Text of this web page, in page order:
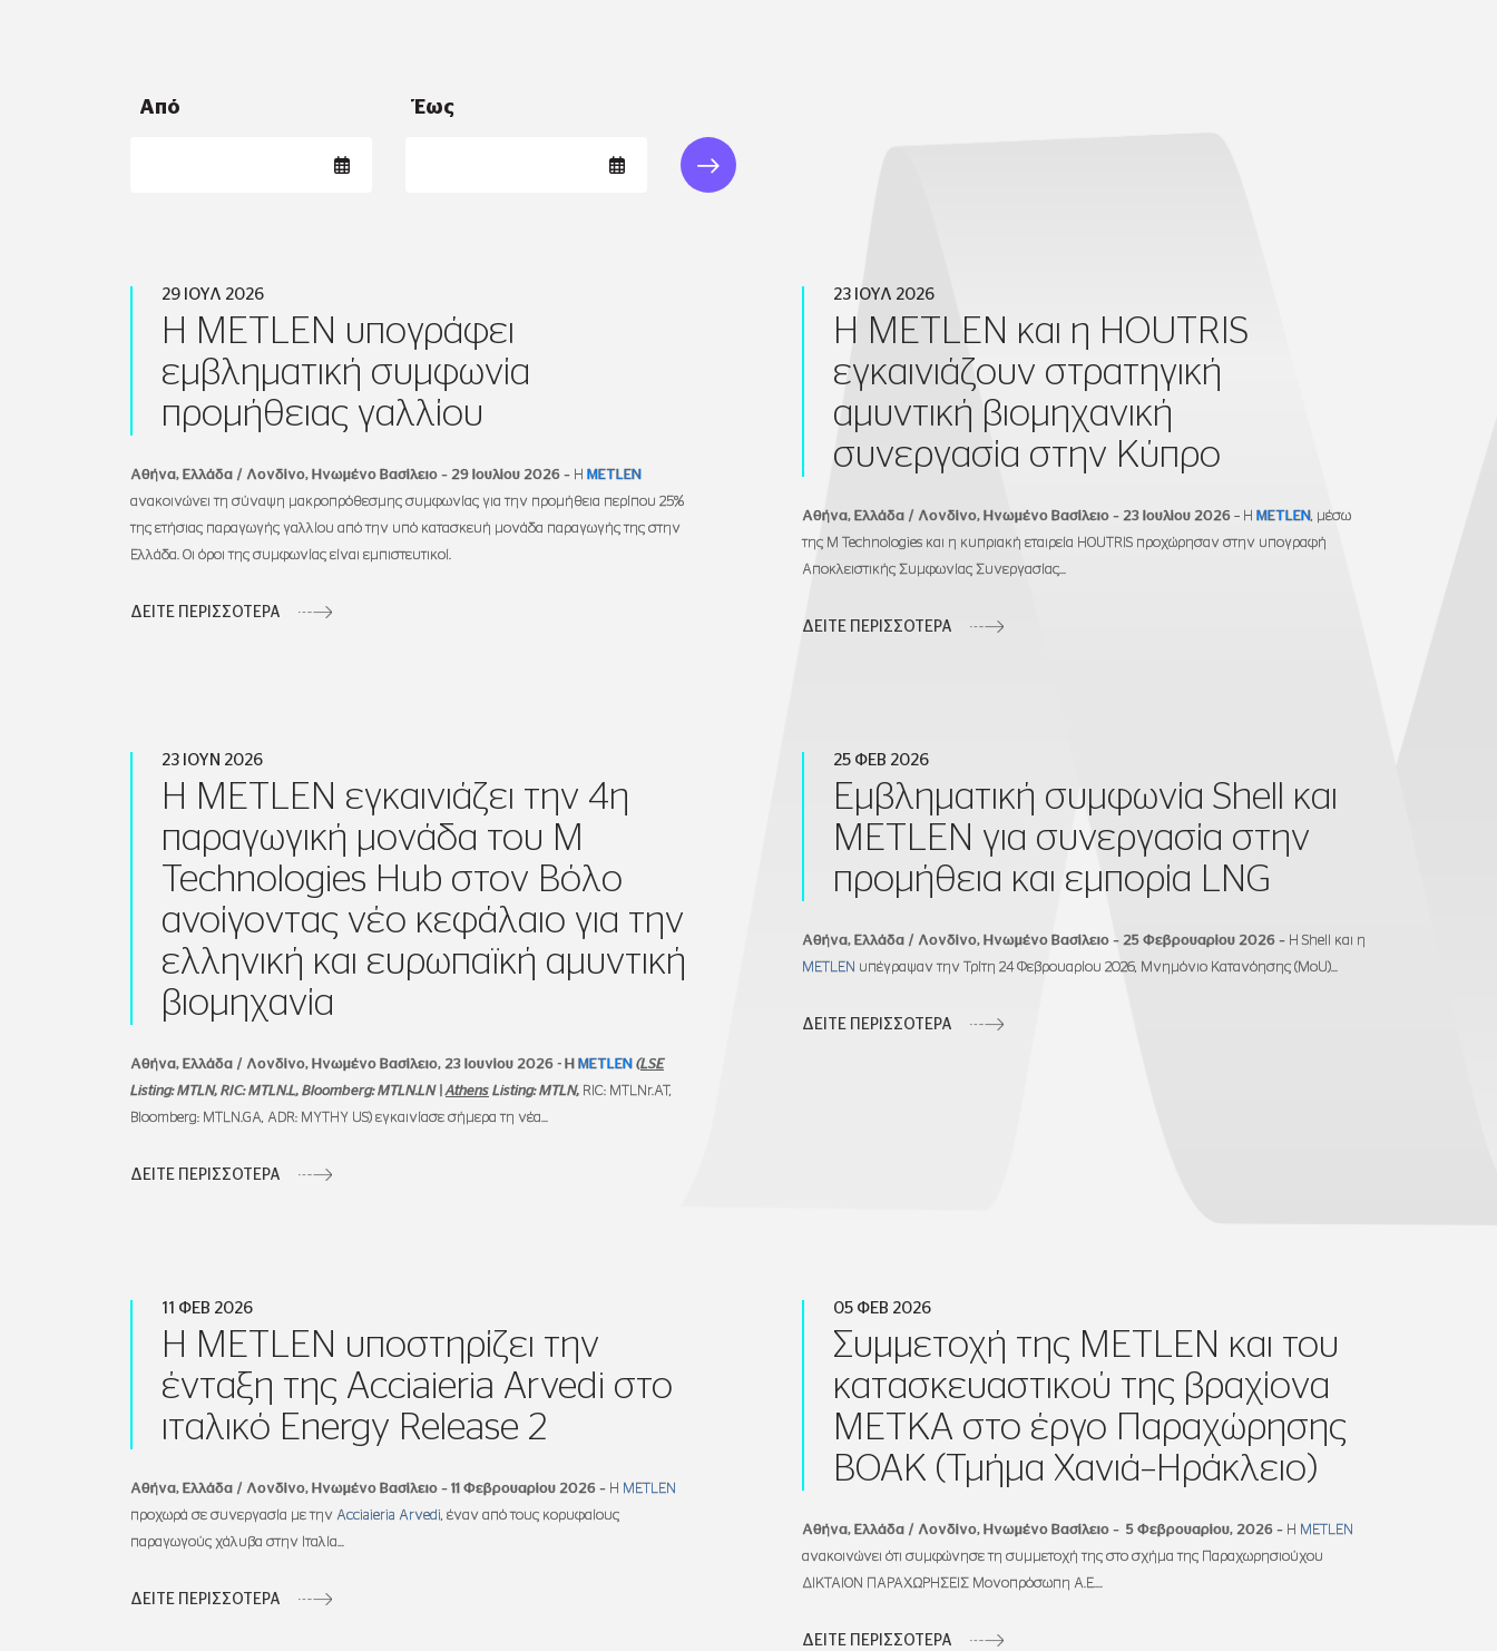
Από Έως
29 ΙΟΥΛ 2026
Η METLEN υπογράφει
εμβληματική συμφωνία
προμήθειας γαλλίου
Αθήνα, Ελλάδα / Λονδίνο, Ηνωμένο Βασίλειο – 29 Ιουλίου 2026 – Η METLEN
ανακοινώνει τη σύναψη μακροπρόθεσμης συμφωνίας για την προμήθεια περίπου 25%
της ετήσιας παραγωγής γαλλίου από την υπό κατασκευή μονάδα παραγωγής της στην
Ελλάδα. Οι όροι της συμφωνίας είναι εμπιστευτικοί.
ΔΕΙΤΕ ΠΕΡΙΣΣΟΤΕΡΑ
23 ΙΟΥΛ 2026
Η METLEN και η HOUTRIS
εγκαινιάζουν στρατηγική
αμυντική βιομηχανική
συνεργασία στην Κύπρο
Αθήνα, Ελλάδα / Λονδίνο, Ηνωμένο Βασίλειο – 23 Ιουλίου 2026 – Η METLEN, μέσω
της M Technologies και η κυπριακή εταιρεία HOUTRIS προχώρησαν στην υπογραφή
Αποκλειστικής Συμφωνίας Συνεργασίας...
ΔΕΙΤΕ ΠΕΡΙΣΣΟΤΕΡΑ
23 ΙΟΥΝ 2026
Η METLEN εγκαινιάζει την 4η
παραγωγική μονάδα του M
Technologies Hub στον Βόλο
ανοίγοντας νέο κεφάλαιο για την
ελληνική και ευρωπαϊκή αμυντική
βιομηχανία
Αθήνα, Ελλάδα / Λονδίνο, Ηνωμένο Βασίλειο, 23 Ιουνίου 2026 - Η METLEN (LSE
Listing:MTLN, RIC:MTLN.L, Bloomberg:MTLN.LN Athens Listing:MTLN, RIC: MTLNr.AT,
Bloomberg: MTLN.GA, ADR: MYTHY US) εγκαινίασε σήμερα τη νέα...
ΔΕΙΤΕ ΠΕΡΙΣΣΟΤΕΡΑ
25 ΦΕΒ 2026
Εμβληματική συμφωνία Shell και
METLEN για συνεργασία στην
προμήθεια και εμπορία LNG
Αθήνα, Ελλάδα / Λονδίνο, Ηνωμένο Βασίλειο – 25 Φεβρουαρίου 2026 – Η Shell και η
METLEN υπέγραψαν την Τρίτη 24 Φεβρουαρίου 2026, Μνημόνιο Κατανόησης (MoU)...
ΔΕΙΤΕ ΠΕΡΙΣΣΟΤΕΡΑ
11 ΦΕΒ 2026
Η METLEN υποστηρίζει την
ένταξη της Acciaieria Arvedi στο
ιταλικό Energy Release 2
Αθήνα, Ελλάδα / Λονδίνο, Ηνωμένο Βασίλειο – 11 Φεβρουαρίου 2026 – Η METLEN
προχωρά σε συνεργασία με την Acciaieria Arvedi, έναν από τους κορυφαίους
παραγωγούς χάλυβα στην Ιταλία...
ΔΕΙΤΕ ΠΕΡΙΣΣΟΤΕΡΑ
05 ΦΕΒ 2026
Συμμετοχή της METLEN και του
κατασκευαστικού της βραχίονα
ΜΕΤΚΑ στο έργο Παραχώρησης
ΒΟΑΚ (Τμήμα Χανιά–Ηράκλειο)
Αθήνα, Ελλάδα / Λονδίνο, Ηνωμένο Βασίλειο – 5 Φεβρουαρίου, 2026 – Η METLEN
ανακοινώνει ότι συμφώνησε τη συμμετοχή της στο σχήμα της Παραχωρησιούχου
ΔΙΚΤΑΙΟΝ ΠΑΡΑΧΩΡΗΣΕΙΣ Μονοπρόσωπη Α.Ε....
ΔΕΙΤΕ ΠΕΡΙΣΣΟΤΕΡΑ